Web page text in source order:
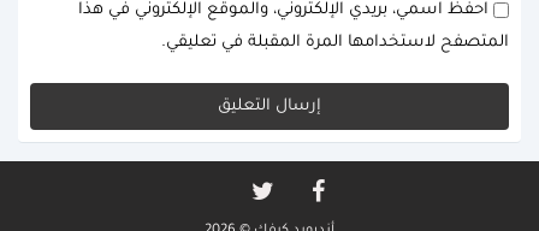
احفظ اسمي، بريدي الإلكتروني، والموقع الإلكتروني في هذا
المتصفح لاستخدامها المرة المقبلة في تعليقي.